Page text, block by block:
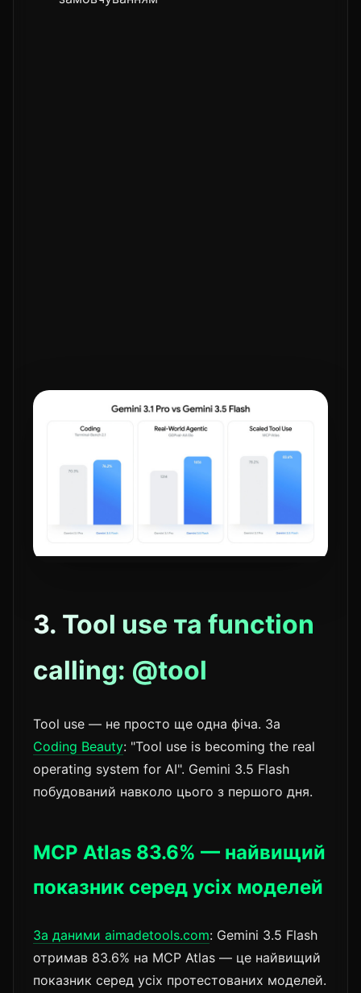
3. Tool use та function
calling: @tool
Tool use — не просто ще одна фіча. За
Coding Beauty: "Tool use is becoming the real
operating system for AI". Gemini 3.5 Flash
побудований навколо цього з першого дня.
MCP Atlas 83.6% — найвищий
показник серед усіх моделей
За даними aimadetools.com: Gemini 3.5 Flash
отримав 83.6% на MCP Atlas — це найвищий
показник серед усіх протестованих моделей.